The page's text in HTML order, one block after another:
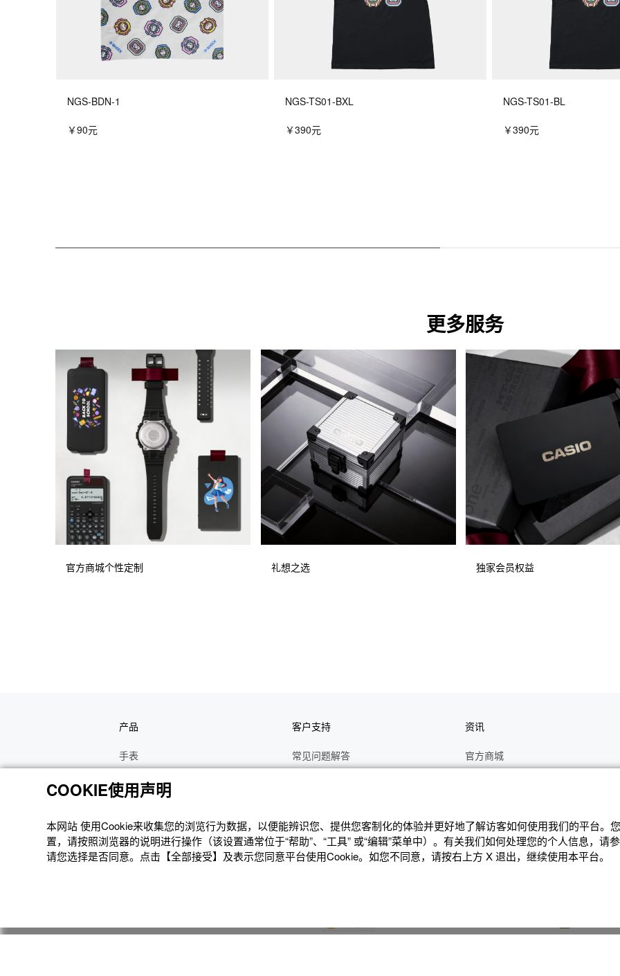
NGS-BDN-1
￥90元
NGS-TS01-BXL
￥390元
NGS-TS01-BL
￥390元
更多服务
官方商城个性定制 礼想之选 独家会员权益
产品
手表
电子乐器
函数计算器
办公计算器
电子辞典
客户支持
常见问题解答
维修
修理状态查询
资讯
官方商城
最新资讯
公告
COOKIE使用声明
本网站 使⽤Cookie来收集您的浏览⾏为数据，以便能辨识您、提供您客制化的体验并更好地了解访客如何使⽤我们的平台。
置，请按照浏览器的说明进⾏操作（该设置通常位于“帮助”、“⼯具” 或“编辑”菜单中）。有关我们如何处理您的个⼈信息，请
请您选择是否同意。点击【全部接受】及表示您同意平台使用Cookie。如您不同意，请按右上⽅ X 退出，继续使⽤本平台。